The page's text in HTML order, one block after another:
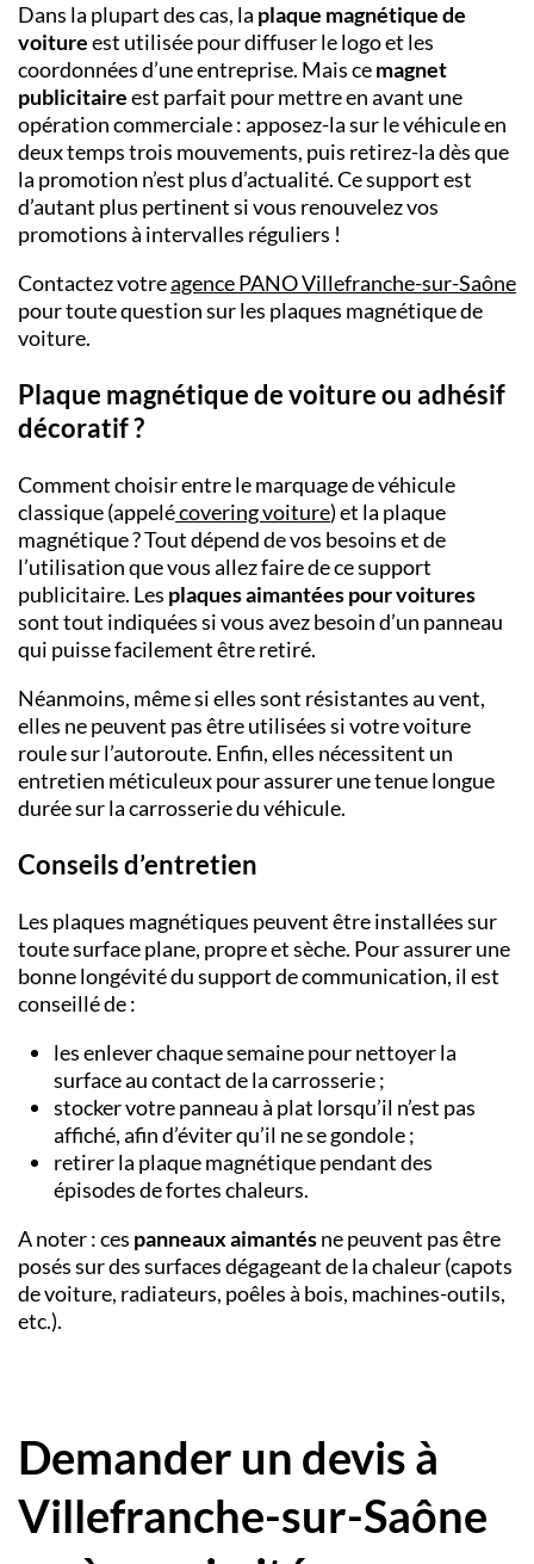
Dans la plupart des cas, la plaque magnétique de
voitureest utilisée pour diffuser le logo et les
coordonnées d’une entreprise. Mais cemagnet
publicitaireest parfait pour mettre en avant une
opération commerciale : apposez-la sur le véhicule en
deux temps trois mouvements, puis retirez-la dès que
la promotion n’est plus d’actualité. Ce support est
d’autant plus pertinent si vous renouvelez vos
promotions à intervalles réguliers !
Contactez votreagence PANOVillefranche-sur-Saône
pour toute question sur les plaques magnétique de
voiture.
Plaque magnétique de voiture ou adhésif
décoratif ?
Comment choisir entre le marquage de véhicule
classique (appelécovering voiture)et la plaque
magnétique ? Tout dépend de vos besoins et de
l’utilisation que vous allez faire de ce support
publicitaire. Les plaques aimantées pour voitures
sont tout indiquées si vous avez besoin d’un panneau
qui puisse facilement être retiré.
Néanmoins, même si elles sont résistantes au vent,
elles ne peuvent pas être utilisées si votre voiture
roule sur l’autoroute. Enfin, elles nécessitent un
entretien méticuleux pour assurer une tenue longue
durée sur la carrosserie du véhicule.
Conseils d’entretien
Les plaques magnétiques peuvent être installées sur
toute surface plane, propre et sèche. Pour assurer une
bonne longévité du support de communication, il est
conseillé de :
les enlever chaque semaine pour nettoyer la
surface au contact de la carrosserie ;
stocker votre panneau à plat lorsqu’il n’est pas
affiché, afin d’éviter qu’il ne se gondole ;
retirer la plaque magnétique pendant des
épisodes de fortes chaleurs.
A noter : ces panneaux aimantésne peuvent pas être
posés sur des surfaces dégageant de la chaleur (capots
de voiture, radiateurs, poêles à bois, machines-outils,
etc.).
Demander un devis à
Villefranche-sur-Saône